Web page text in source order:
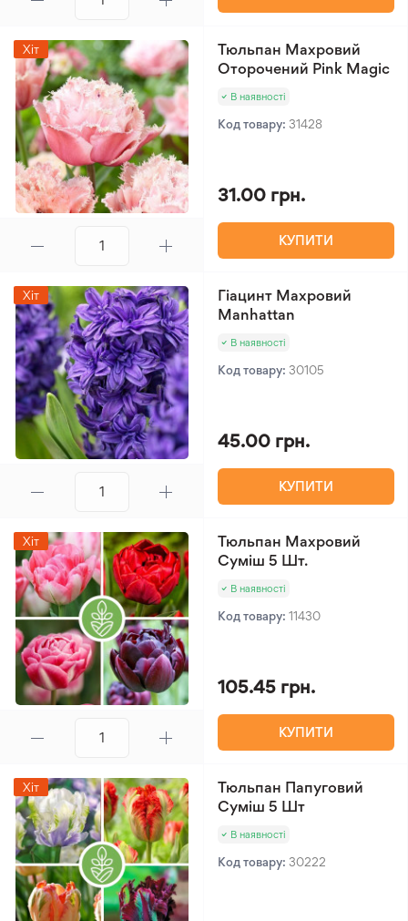
Хіт
Тюльпан Махровий
Оторочений Pink Magic
В наявності
Код товару: 31428
31.00 грн.
КУПИТИ
Хіт
Гіацинт Махровий
Manhattan
В наявності
Код товару: 30105
45.00 грн.
КУПИТИ
Хіт
Тюльпан Махровий
Суміш 5 Шт.
В наявності
Код товару: 11430
105.45 грн.
КУПИТИ
Хіт
Тюльпан Папуговий
Суміш 5 Шт
В наявності
Код товару: 30222